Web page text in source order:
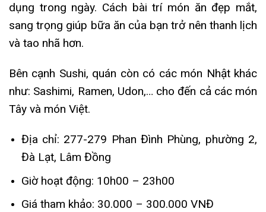
dụng trong ngày. Cách bài trí món ăn đẹp mắt,
sang trọng giúp bữa ăn của bạn trở nên thanh lịch
và tao nhã hơn.
Bên cạnh Sushi, quán còn có các món Nhật khác
như: Sashimi, Ramen, Udon,… cho đến cả các món
Tây và món Việt.
Địa chỉ: 277-279 Phan Đình Phùng, phường 2,
Đà Lạt, Lâm Đồng
Giờ hoạt động: 10h00 – 23h00
Giá tham khảo: 30.000 – 300.000 VNĐ